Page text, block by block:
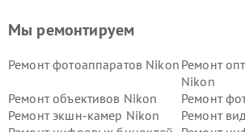
Мы ремонтируем
Ремонт фотоаппаратов Nikon Ремонт
Nikon
Ремонт объективов Nikon
Ремонт
Ремонт экшн-камер Nikon
Ремонт